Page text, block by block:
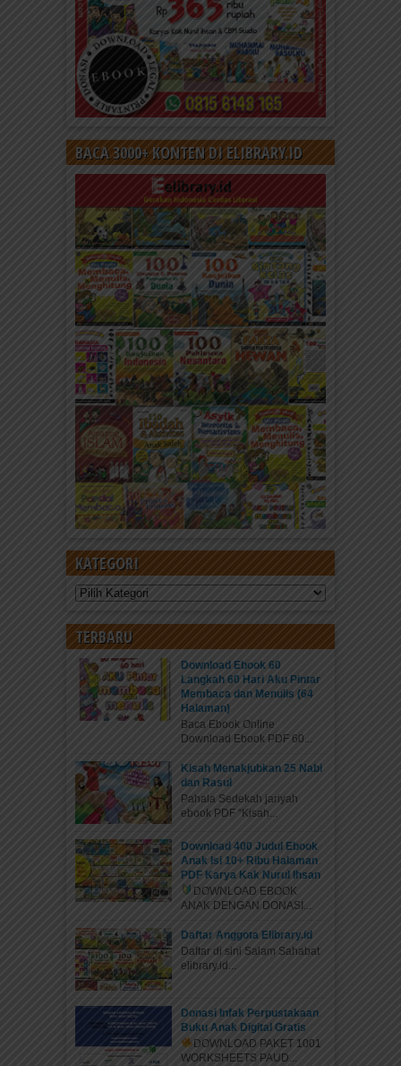
BACA 3000+ KONTEN DI ELIBRARY.ID
KATEGORI
Kategori
TERBARU
Download Ebook 60
Langkah 60 Hari Aku Pintar
Membaca dan Menulis (64
Halaman)
Baca Ebook Online
Download Ebook PDF 60...
Kisah Menakjubkan 25 Nabi
dan Rasul
Pahala Sedekah jariyah
ebook PDF “Kisah...
Download 400 Judul Ebook
Anak Isi 10+ Ribu Halaman
PDF Karya Kak Nurul Ihsan
DOWNLOAD EBOOK
ANAK DENGAN DONASI...
Daftar Anggota Elibrary.id
Daftar di sini Salam Sahabat
elibrary.id...
Donasi Infak Perpustakaan
Buku Anak Digital Gratis
DOWNLOAD PAKET 1001
WORKSHEETS PAUD...